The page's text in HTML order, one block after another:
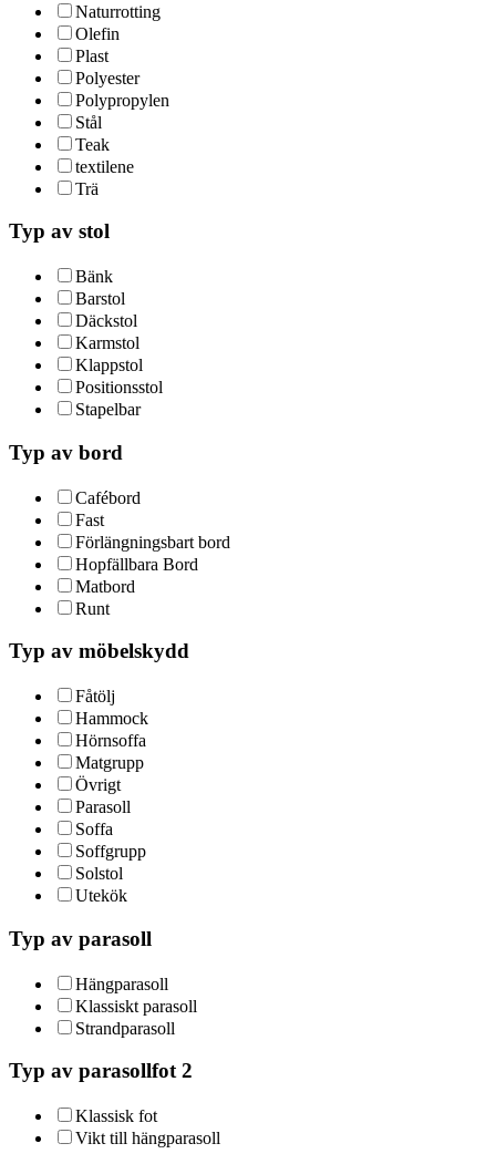
Naturrotting
Olefin
Plast
Polyester
Polypropylen
Stål
Teak
textilene
Trä
Typ av stol
Bänk
Barstol
Däckstol
Karmstol
Klappstol
Positionsstol
Stapelbar
Typ av bord
Cafébord
Fast
Förlängningsbart bord
Hopfällbara Bord
Matbord
Runt
Typ av möbelskydd
Fåtölj
Hammock
Hörnsoffa
Matgrupp
Övrigt
Parasoll
Soffa
Soffgrupp
Solstol
Utekök
Typ av parasoll
Hängparasoll
Klassiskt parasoll
Strandparasoll
Typ av parasollfot 2
Klassisk fot
Vikt till hängparasoll